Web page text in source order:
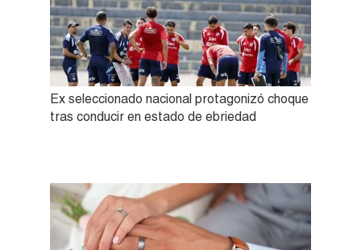
Ex seleccionado nacional protagonizó choque
tras conducir en estado de ebriedad